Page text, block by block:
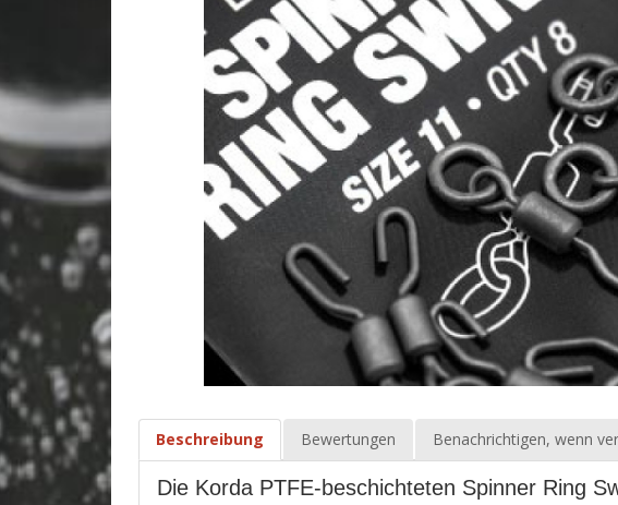
Beschreibung Bewertungen Benachrichtigen, wenn
Die Korda PTFE-beschichteten Spinner Ring